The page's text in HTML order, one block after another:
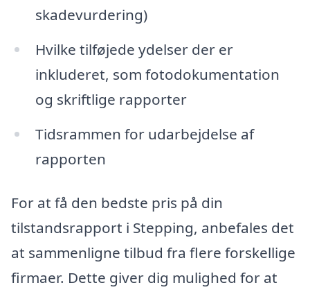
skadevurdering)
Hvilke tilføjede ydelser der er
inkluderet, som fotodokumentation
og skriftlige rapporter
Tidsrammen for udarbejdelse af
rapporten
For at få den bedste pris på din
tilstandsrapport i Stepping, anbefales det
at sammenligne tilbud fra flere forskellige
firmaer. Dette giver dig mulighed for at